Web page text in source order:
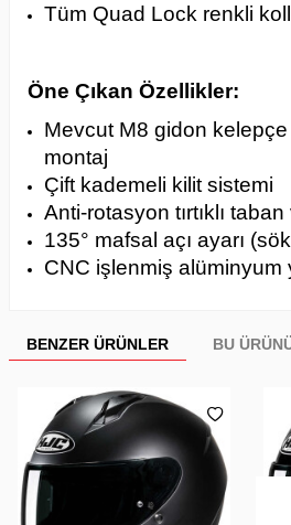
Tüm Quad Lock renkli
Öne Çıkan Özellikler:
Mevcut M8 gidon kelepçe
montaj
Çift kademeli kilit sistemi
Anti-rotasyon tırtıklı
135° mafsal açı ayarı
CNC işlenmiş alüminyum
BENZER ÜRÜNLER BU